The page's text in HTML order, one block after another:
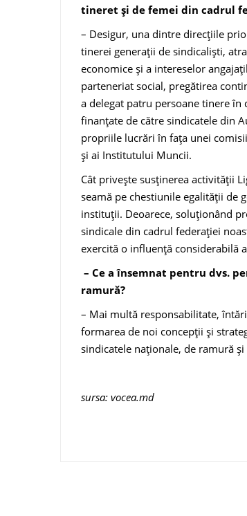
tineret şi de femei din ca­drul
– Desigur, una dintre direcţiile
tinerei generaţii de sindica­lişti,
economice şi a intereselor
parteneriat social, pregătirea
a delegat patru persoane tinere în
finanţate de către sindicatele din
propriile lucrări în faţa unei
şi ai Insti­tutului Muncii.
Cât priveşte susţinerea activităţii
sea­mă pe chestiunile egalităţii de
instituţii. Deoarece, soluţionând
sindicale din ca­drul federaţiei
exercită o influenţă considerabilă
– Ce a însemnat pentru dvs.
ramură?
– Mai multă responsabilitate,
formarea de noi concepții și
sindicatele naționale, de ramură
sursa: vocea.md